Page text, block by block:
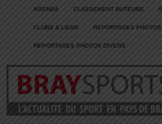
AGENDA CLASSEMENT BUTEURS
CLUBS & LIENS REPORTAGES
REPORTAGES PHOTOS DIVERS